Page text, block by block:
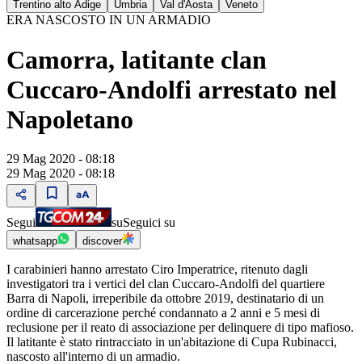
Trentino alto Adige
Umbria Val d'Aosta Veneto
ERA NASCOSTO IN UN ARMADIO
Camorra, latitante clan
Cuccaro-Andolfi arrestato nel
Napoletano
29 Mag 2020 - 08:18
29 Mag 2020 - 08:18
Segui suSeguici su
whatsapp discover
I carabinieri hanno arrestato Ciro Imperatrice, ritenuto dagli
investigatori tra i vertici del clan Cuccaro-Andolfi del quartiere
Barra di Napoli, irreperibile da ottobre 2019, destinatario di un
ordine di carcerazione perché condannato a 2 anni e 5 mesi di
reclusione per il reato di associazione per delinquere di tipo mafioso.
Il latitante è stato rintracciato in un'abitazione di Cupa Rubinacci,
nascosto all'interno di un armadio.